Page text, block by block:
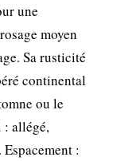
une
moyen
Sa rusticité
continental
ou le
: allégé,
: